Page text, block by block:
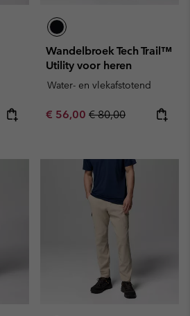
Wandelbroek Tech Trail™
Utility voor heren
Water- en vlekafstotend
Sale price:
€ 56,00 Regular price:
€ 80,00